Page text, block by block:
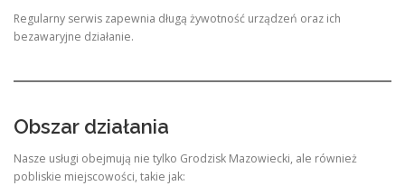
Regularny serwis zapewnia długą żywotność urządzeń oraz ich
bezawaryjne działanie.
Obszar działania
Nasze usługi obejmują nie tylko Grodzisk Mazowiecki, ale również
pobliskie miejscowości, takie jak: